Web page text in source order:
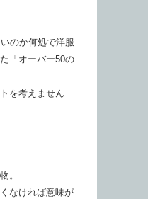
のか何処で洋服
「オーバー50の
を考えません
。
なければ意味が